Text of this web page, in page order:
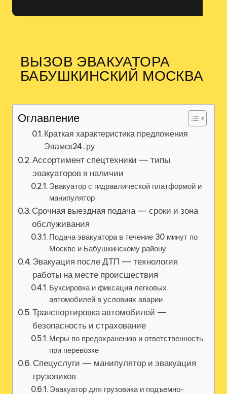
ВЫЗОВ ЭВАКУАТОРА
БАБУШКИНСКИЙ МОСКВА
Оглавление
Краткая характеристика предложения
Эвамск24․ру
Ассортимент спецтехники — типы
эвакуаторов в наличии
Эвакуатор с гидравлической платформой и
манипулятор
Срочная выездная подача — сроки и зона
обслуживания
Подача эвакуатора в течение 30 минут по
Москве и Бабушкинскому району
Эвакуация после ДТП — технология
работы на месте происшествия
Буксировка и фиксация легковых
автомобилей в условиях аварии
Транспортировка автомобилей —
безопасность и страхование
Меры по предохранению и ответственность
при перевозке
Спецуслуги — манипулятор и эвакуация
грузовиков
Эвакуатор для грузовика и подъемно-